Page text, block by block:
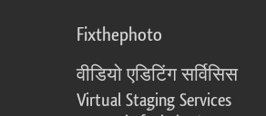
Fixthephoto
वीडियो एडिटिंग सर्विसिस
Virtual Staging Services